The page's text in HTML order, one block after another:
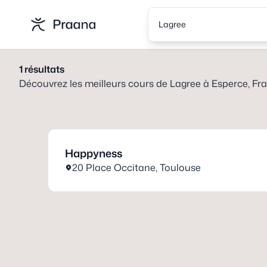
Lagree
1résultats
Découvrez les meilleurs cours de Lagree à Esperce,
Happyness
20 Place Occitane,Toulouse